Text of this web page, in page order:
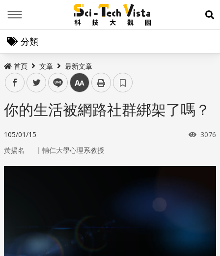
展
分類
首頁 文章 最新文章
facebooktwitter line 中
你的生活被網路社群綁架了嗎？
105/01/15 瀏覽
3076
黃揚名 ｜ 輔仁大學心理系教授